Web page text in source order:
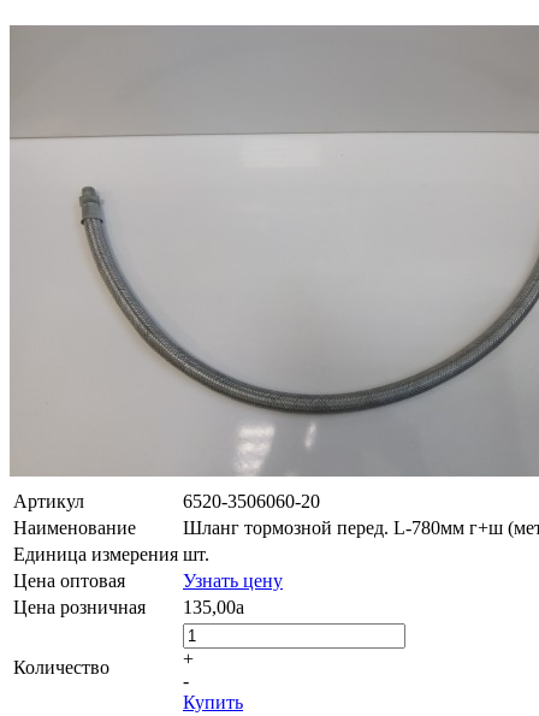
Артикул
6520-3506060-20
Наименование
Шланг тормозной перед. L-780мм г+ш
Единица измерения шт.
Цена оптовая
Узнать цену
Цена розничная
135,00a
Количество
+
-
Купить